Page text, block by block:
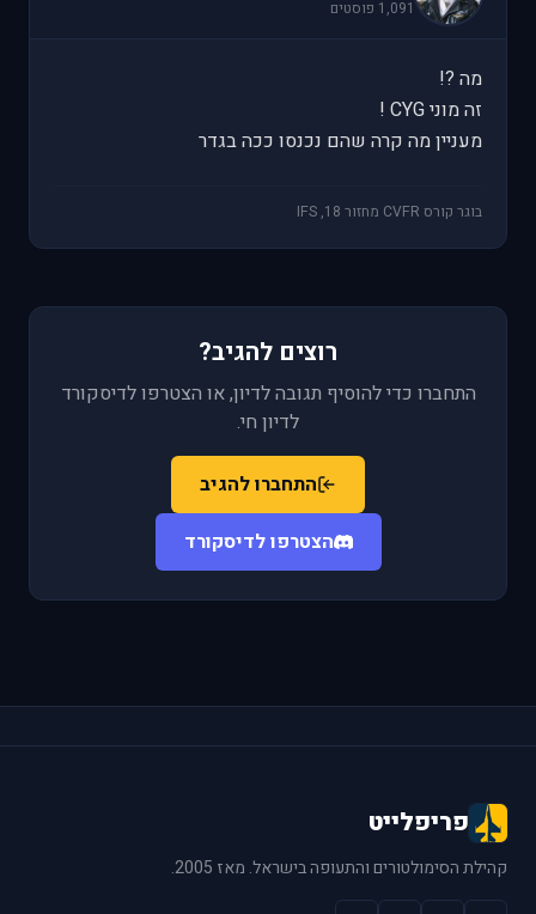
1,091 פוסטים
מה ?!
זה מוני CYG !
מעניין מה קרה שהם נכנסו ככה בגדר
בוגר קורס CVFR מחזור 18, IFS
רוצים להגיב?
התחברו כדי להוסיף תגובה לדיון, או הצטרפו לדיסקורד
לדיון חי.
התחברו להגיב
הצטרפו לדיסקורד
פריפלייט
קהילת הסימולטורים והתעופה בישראל. מאז 2005.